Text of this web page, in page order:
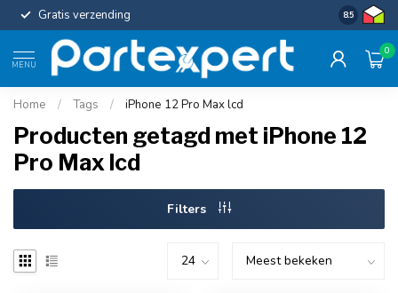
Gratis verzending Uniforme
8.5
MENU
0
Home / Tags / iPhone 12 Pro Max lcd
Producten getagd met iPhone 12
Pro Max lcd
Filters